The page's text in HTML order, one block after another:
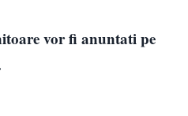
vor fi anuntati pe